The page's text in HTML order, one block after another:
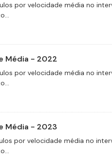
por velocidade média no
Média - 2022
por velocidade média no
Média - 2023
por velocidade média no